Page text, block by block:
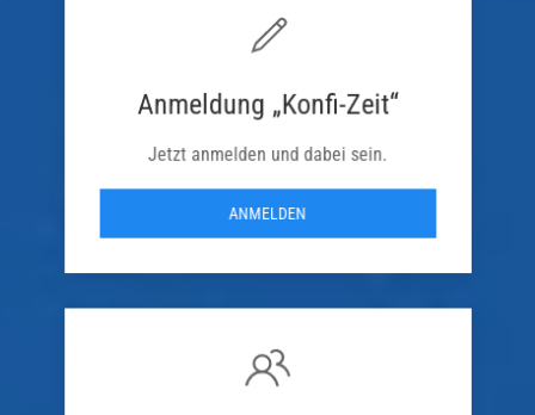
Anmeldung „Konfi-Zeit“
Jetzt anmelden und dabei sein.
ANMELDEN